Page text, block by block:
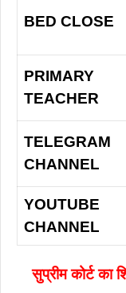
BED CLOSE
PRIMARY
TEACHER
TELEGRAM
CHANNEL
YOUTUBE
CHANNEL
सुप्रीम कोर्ट का